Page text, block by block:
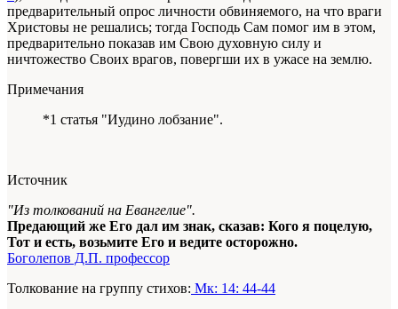
предварительный опрос личности обвиняемого, на что враги
Христовы не решались; тогда Господь Сам помог им в этом,
предварительно показав им Свою духовную силу и
ничтожество Своих врагов, повергши их в ужасе на землю.
Примечания
*1 статья "Иудино лобзание".
Источник
"Из толкований на Евангелие".
Предающий же Его дал им знак, сказав: Кого я поцелую,
Тот и есть, возьмите Его и ведите осторожно.
Боголепов Д.П. профессор
Толкование на группу стихов: Мк: 14: 44-44